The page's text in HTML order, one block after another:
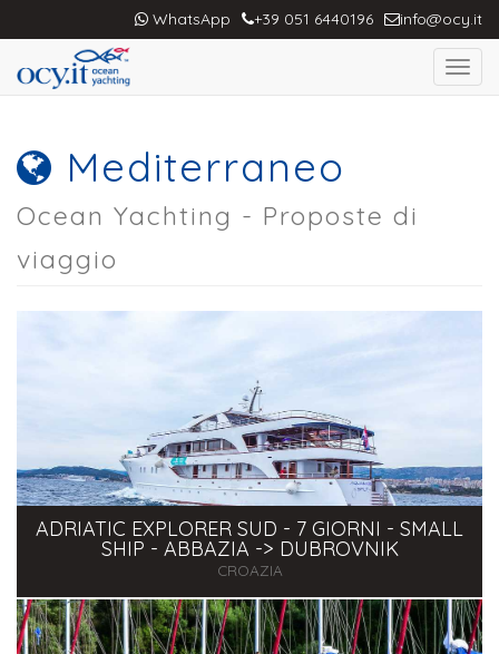
WhatsApp +39 051 6440196 info@ocy.it
Mediterraneo
Ocean Yachting - Proposte di
viaggio
ADRIATIC EXPLORER SUD - 7 GIORNI - SMALL
SHIP - ABBAZIA -> DUBROVNIK
CROAZIA